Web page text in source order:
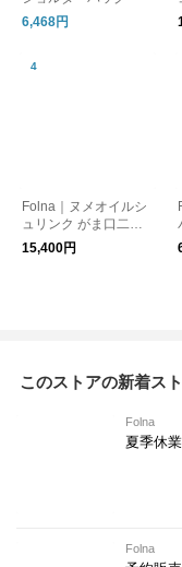
6,468円
Folna｜ヌメオイルシ
ュリンク がま口二つ
折り財布
15,400円
このストアの新着ス
Folna
夏季休
Folna